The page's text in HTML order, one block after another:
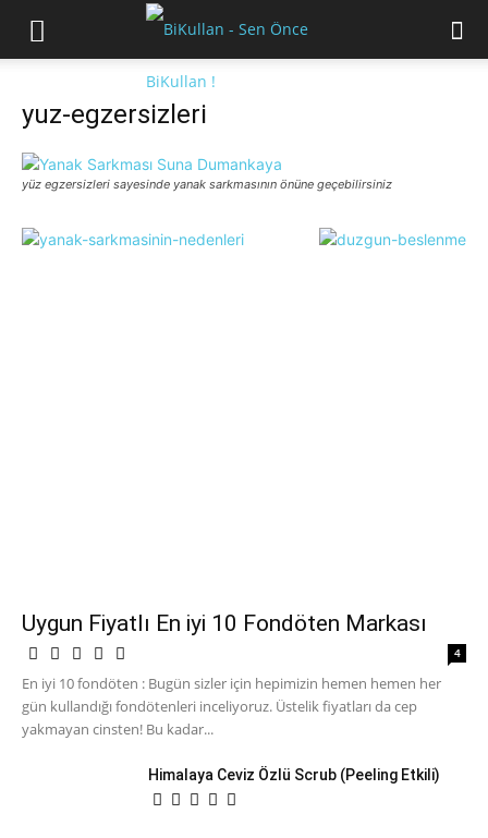
yuz-egzersizleri
yüz egzersizleri sayesinde yanak sarkmasının önüne geçebilirsiniz
Uygun Fiyatlı En iyi 10 Fondöten Markası
4
En iyi 10 fondöten : Bugün sizler için hepimizin hemen hemen her
gün kullandığı fondötenleri inceliyoruz. Üstelik fiyatları da cep
yakmayan cinsten! Bu kadar...
Himalaya Ceviz Özlü Scrub (Peeling Etkili)